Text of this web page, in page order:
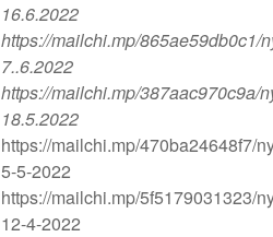
16.6.2022
https://mailchi.mp/865ae59db0c1/
7..6.2022
https://mailchi.mp/387aac970c9a/
18.5.2022
https://mailchi.mp/470ba24648f7/
5-5-2022
https://mailchi.mp/5f5179031323/
12-4-2022